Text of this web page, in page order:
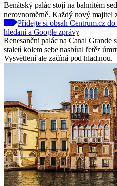
Benátský palác stojí na bahnitém
nerovnoměrně. Každý nový majitel
Přidejte si obsah Centrum.cz
hledání a Google zprávy
Renesanční palác na Canal Grande
staletí kolem sebe nasbíral řetěz
Vysvětlení ale začíná pod hladinou.